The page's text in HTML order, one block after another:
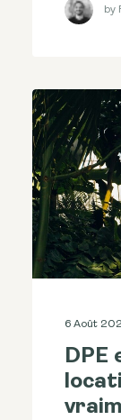
by
6 Août
DPE